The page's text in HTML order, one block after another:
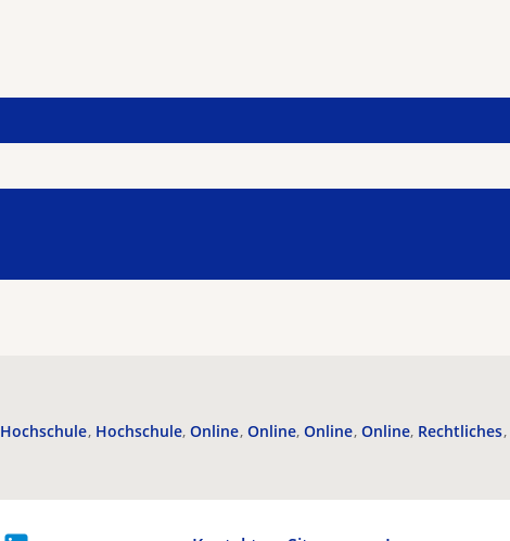
Hochschule Hochschule Online Online Online Online Rechtliches